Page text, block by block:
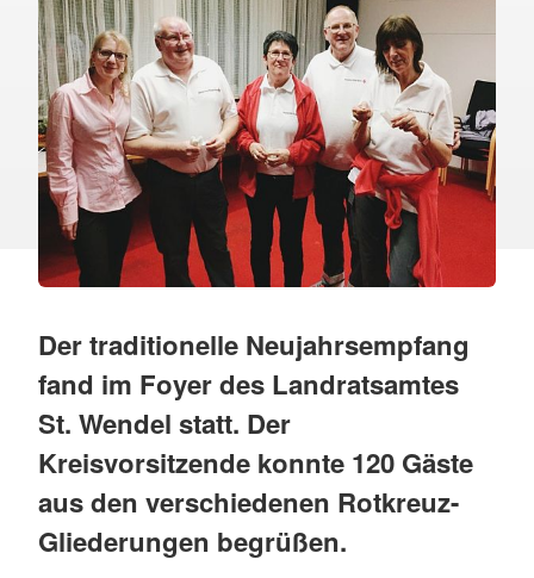
Der traditionelle Neujahrsempfang
fand im Foyer des Landratsamtes
St. Wendel statt. Der
Kreisvorsitzende konnte 120 Gäste
aus den verschiedenen Rotkreuz-
Gliederungen begrüßen.